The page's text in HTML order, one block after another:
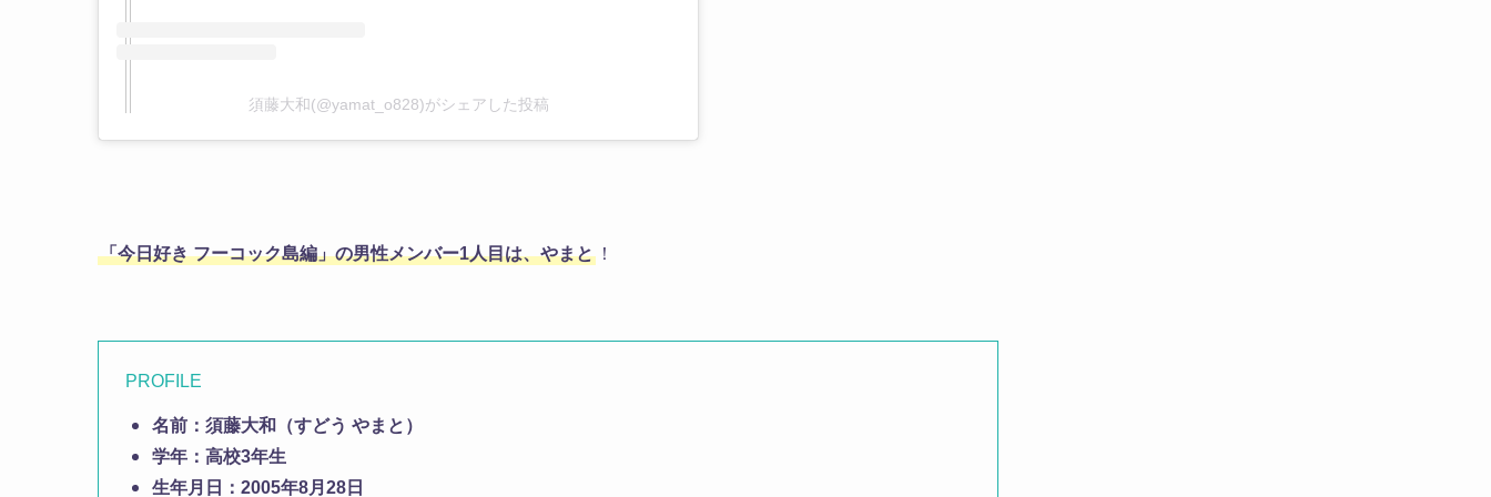
須藤大和(@yamat_o828)がシェアした投稿
「今日好き フーコック島編」の男性メンバー1人目は、やまと ！
PROFILE
名前：須藤大和（すどう やまと）
学年：高校3年生
生年月日：2005年8月28日